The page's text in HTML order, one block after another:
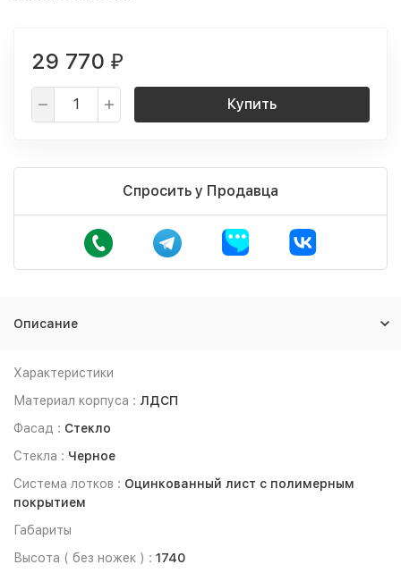
29 770 ₽
Купить
Спросить у Продавца
Описание
Характеристики
Материал корпуса : ЛДСП
Фасад : Стекло
Стекла : Черное
Система лотков : Оцинкованный лист с полимерным
покрытием
Габариты
Высота ( без ножек ) : 1740